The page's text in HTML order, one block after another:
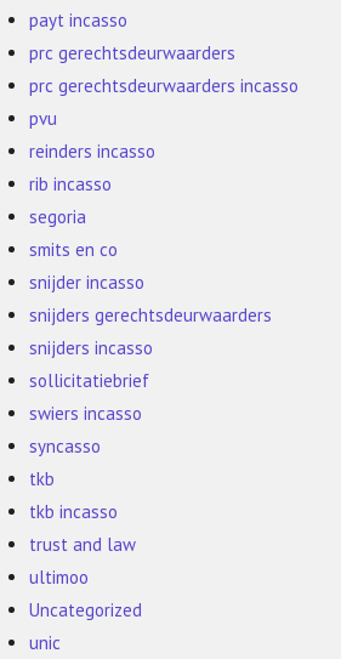
payt incasso
prc gerechtsdeurwaarders
prc gerechtsdeurwaarders incasso
pvu
reinders incasso
rib incasso
segoria
smits en co
snijder incasso
snijders gerechtsdeurwaarders
snijders incasso
sollicitatiebrief
swiers incasso
syncasso
tkb
tkb incasso
trust and law
ultimoo
Uncategorized
unic